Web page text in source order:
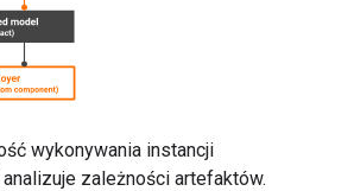
wykonywania instancji
zależności artefaktów.